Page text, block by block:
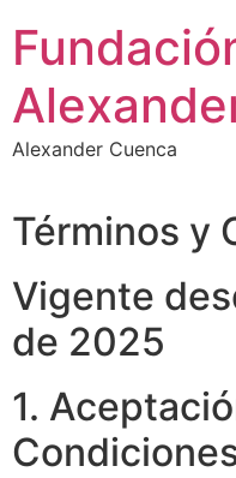
contenido
Alexander Cuenca
Términos y
Vigente
de 2025
1.